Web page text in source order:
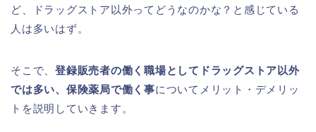
ど、ドラッグストア以外ってどうなのかな？と感じている
人は多いはず。
そこで、登録販売者の働く職場としてドラッグストア以外
では多い、保険薬局で働く事についてメリット・デメリッ
トを説明していきます。